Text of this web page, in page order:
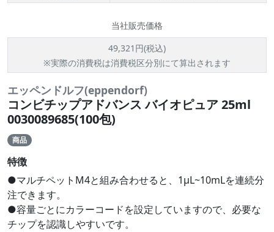
当社販売価格
49,321円(税込)
※実際の消費税は消費税区分別にて算出されます
エッペンドルフ(eppendorf)
コンビチップアドバンス バイオピュア 25ml
0030089685(100包)
商品
特徴
●マルチペットM4と組み合わせると、1μL~10mLを連続分
注できます。
●容量ごとにカラーコードを設定していますので、必要な
チップを認識しやすいです。